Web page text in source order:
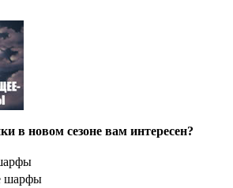
в новом сезоне вам интересен?
шарфы